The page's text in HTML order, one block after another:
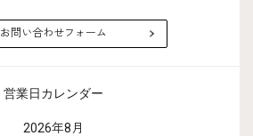
お問い合わせフォーム
営業日カレンダー
2026年8月